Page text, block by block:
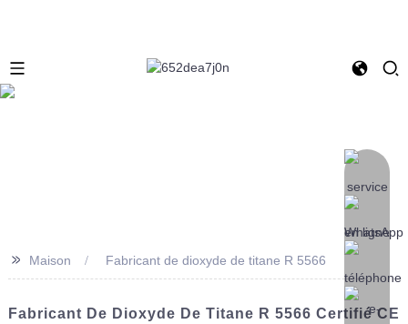
>> Maison Fabricant de dioxyde de titane R 5566
Fabricant De Dioxyde De Titane R 5566 Certifié CE